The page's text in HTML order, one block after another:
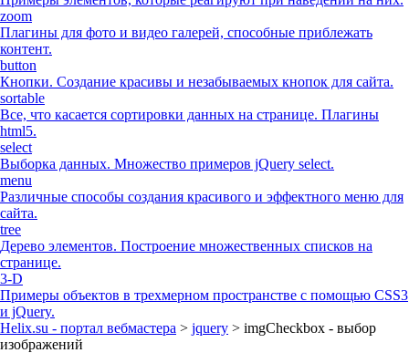
zoom
Плагины для фото и видео галерей, способные приблежать
контент.
button
Кнопки. Создание красивы и незабываемых кнопок для сайта.
sortable
Все, что касается сортировки данных на странице. Плагины
html5.
select
Выборка данных. Множество примеров jQuery select.
menu
Различные способы создания красивого и эффектного меню для
сайта.
tree
Дерево элементов. Построение множественных списков на
странице.
3-D
Примеры объектов в трехмерном пространстве с помощью CSS3
и jQuery.
Helix.su - портал вебмастера > jquery > imgCheckbox - выбор
изображений